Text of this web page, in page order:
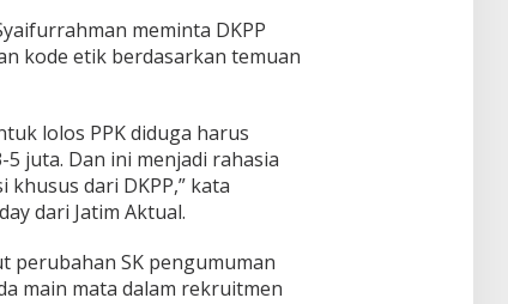
meminta DKPP
kode etik berdasarkan temuan
lolos PPK diduga harus
5 juta. Dan ini menjadi rahasia
dari DKPP,” kata
dari Jatim Aktual.
perubahan SK pengumuman
main mata dalam rekruitmen